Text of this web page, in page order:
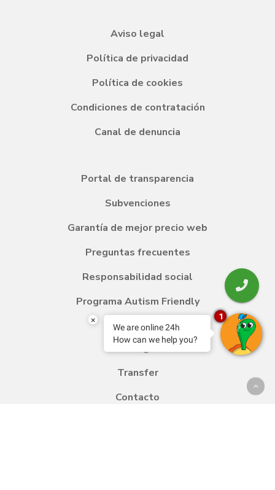
Aviso legal
Política de privacidad
Política de cookies
Condiciones de contratación
Canal de denuncia
Portal de transparencia
Subvenciones
Garantía de mejor precio web
Preguntas frecuentes
Responsabilidad social
Programa Autism Friendly
Transfer
Contacto
×
We are online 24h
How can we help you?
1